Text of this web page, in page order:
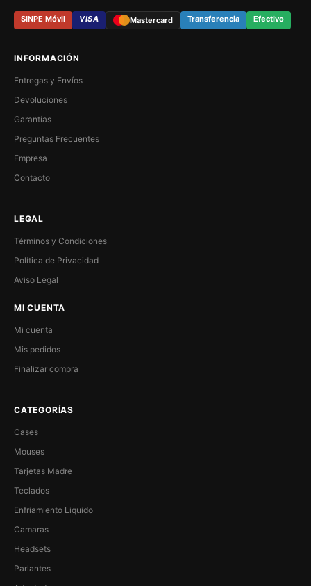
SINPE Móvil VISA Mastercard Transferencia Efectivo
INFORMACIÓN
Entregas y Envíos
Devoluciones
Garantías
Preguntas Frecuentes
Empresa
Contacto
LEGAL
Términos y Condiciones
Política de Privacidad
Aviso Legal
MI CUENTA
Mi cuenta
Mis pedidos
Finalizar compra
CATEGORÍAS
Cases
Mouses
Tarjetas Madre
Teclados
Enfriamiento Liquido
Camaras
Headsets
Parlantes